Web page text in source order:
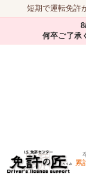
短期で運転免許
何卒ご了承
累